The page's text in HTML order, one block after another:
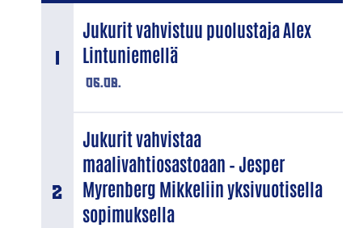
06.08.
Jukurit vahvistuu puolustaja Alex
Lintuniemellä
Jukurit vahvistaa
maalivahtiosastoaan – Jesper
Myrenberg Mikkeliin yksivuotisella
sopimuksella